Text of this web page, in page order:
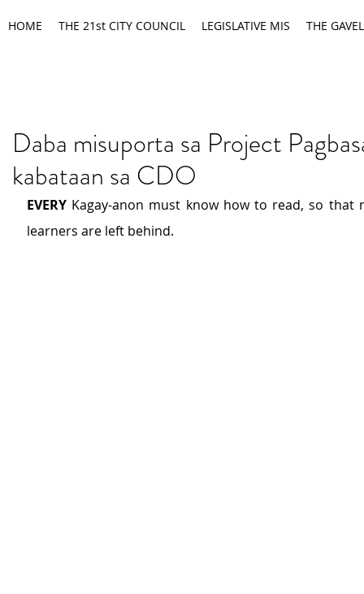
HOME THE 21st CITY COUNCIL LEGISLATIVE MIS THE GAVEL
Daba misuporta sa Project
kabataan sa CDO
EVERY Kagay-anon must know how to read, so that
learners are left behind.